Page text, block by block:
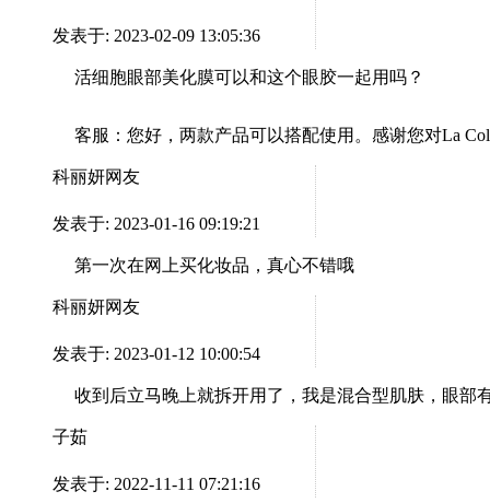
发表于: 2023-02-09 13:05:36
活细胞眼部美化膜可以和这个眼胶一起用吗？
客服： 您好，两款产品可以搭配使用。感谢您对La
科丽妍网友
发表于: 2023-01-16 09:19:21
第一次在网上买化妆品，真心不错哦
科丽妍网友
发表于: 2023-01-12 10:00:54
收到后立马晚上就拆开用了，我是混合型肌肤，眼部
子茹
发表于: 2022-11-11 07:21:16